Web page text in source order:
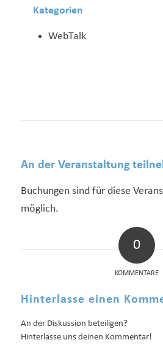
Kategorien
WebTalk
An der Veranstaltung
Buchungen sind für diese
möglich.
0
KOMMENTARE
Hinterlasse einen
An der Diskussion beteiligen?
Hinterlasse uns deinen Kommentar!